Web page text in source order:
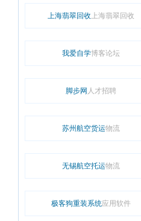
上海翡翠回收 上海翡翠回收
我爱自学博客论坛
脚步网 人才招聘
苏州航空货运物流
无锡航空托运物流
极客狗重装系统应用软件